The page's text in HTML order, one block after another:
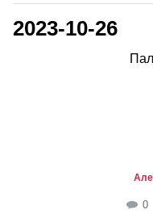
2023-10-26
0